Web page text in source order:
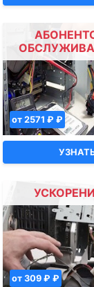
от 2571 ₽ ₽
от 309 ₽ ₽